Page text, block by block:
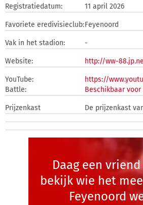
Registratiedatum: 11 april 2026
Favoriete eredivisieclub:Feyenoord
Vak in het stadion: -
Website: http://ww-
YouTube:
https://
Battle:
Beschikbaar
Prijzenkast De prijzenkast
Daag een
bekijk wie het
Feyenoord